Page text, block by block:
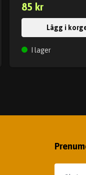
85 kr
Lägg i
I lager